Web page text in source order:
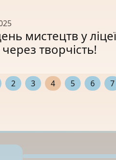
мистецтв у
через творчість!
2 3 4 5 6 7